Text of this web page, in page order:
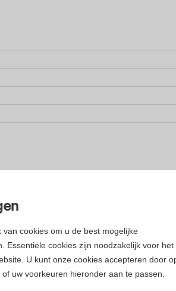
cookies om u de best mogelijke
Essentiële cookies zijn noodzakelijk voor het
U kunt onze cookies accepteren door
uw voorkeuren hieronder aan te passen.